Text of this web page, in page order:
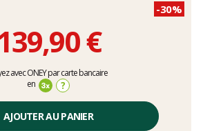
-30%
€
avec ONEY par carte bancaire
en
?
AJOUTER AU PANIER